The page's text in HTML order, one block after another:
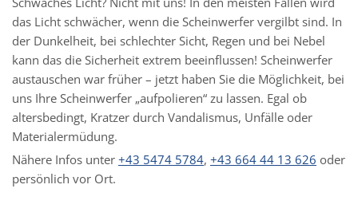
das Licht schwächer, wenn die Scheinwerfer vergilbt sind. In
der Dunkelheit, bei schlechter Sicht, Regen und bei Nebel
kann das die Sicherheit extrem beeinflussen! Scheinwerfer
austauschen war früher – jetzt haben Sie die Möglichkeit, bei
uns Ihre Scheinwerfer „aufpolieren“ zu lassen. Egal ob
altersbedingt, Kratzer durch Vandalismus, Unfälle oder
Materialermüdung.
Nähere Infos unter +43 5474 5784, +43 664 44 13 626 oder
persönlich vor Ort.